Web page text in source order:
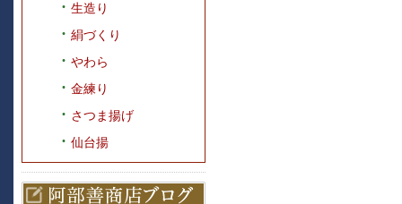
生造り
絹づくり
やわら
金練り
さつま揚げ
仙台揚